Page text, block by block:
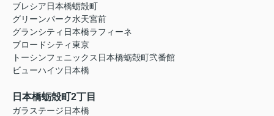
ブレシア日本橋蛎殻町
グリーンパーク水天宮前
グランシティ日本橋ラフィーネ
ブロードシティ東京
トーシンフェニックス日本橋蛎殻町弐番館
ビューハイツ日本橋
日本橋蛎殻町2丁目
ガラステージ日本橋